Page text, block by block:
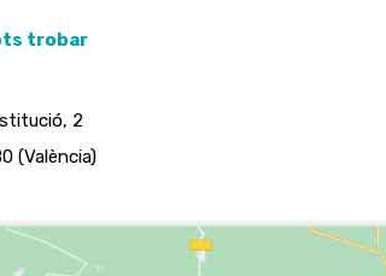
trobar
2
(València)